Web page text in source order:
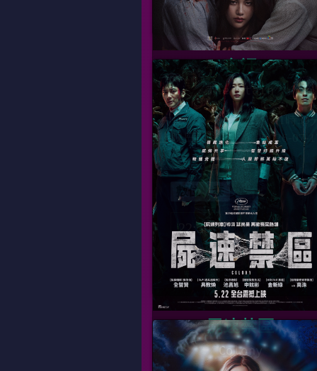
鬼汙
The Stain
片長
01時39
上映日期
2026-07-
數位、泰
22:30
屍速禁區
Colony